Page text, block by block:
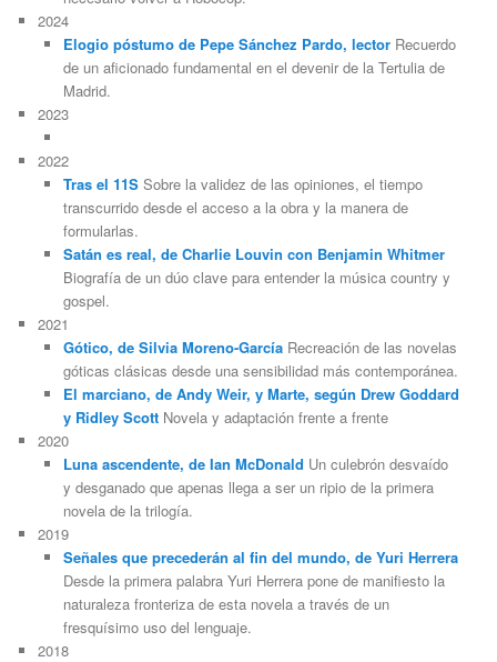
2024
Elogio póstumo de Pepe Sánchez Pardo, lectorRecuerdo
de un aficionado fundamental en el devenir de la Tertulia de
Madrid.
2023
2022
Tras el 11SSobre la validez de las opiniones, el tiempo
transcurrido desde el acceso a la obra y la manera de
formularlas.
Satán es real, de Charlie Louvin con Benjamin Whitmer
Biografía de un dúo clave para entender la música country y
gospel.
2021
Gótico, de Silvia Moreno-GarcíaRecreación de las novelas
góticas clásicas desde una sensibilidad más contemporánea.
El marciano, de Andy Weir, y Marte, según Drew Goddard
y Ridley ScottNovela y adaptación frente a frente
2020
Luna ascendente, de Ian McDonald Un culebrón desvaído
y desganado que apenas llega a ser un ripio de la primera
novela de la trilogía.
2019
Señales que precederán al fin del mundo, de Yuri Herrera
Desde la primera palabra Yuri Herrera pone de manifiesto la
naturaleza fronteriza de esta novela a través de un
fresquísimo uso del lenguaje.
2018